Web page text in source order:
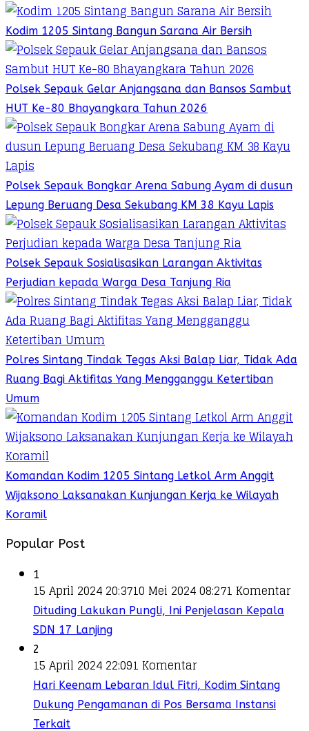
Kodim 1205 Sintang Bangun Sarana Air Bersih
Polsek Sepauk Gelar Anjangsana dan Bansos Sambut
HUT Ke-80 Bhayangkara Tahun 2026
Polsek Sepauk Bongkar Arena Sabung Ayam di dusun
Lepung Beruang Desa Sekubang KM 38 Kayu Lapis
Polsek Sepauk Sosialisasikan Larangan Aktivitas
Perjudian kepada Warga Desa Tanjung Ria
Polres Sintang Tindak Tegas Aksi Balap Liar, Tidak Ada
Ruang Bagi Aktifitas Yang Mengganggu Ketertiban
Umum
Komandan Kodim 1205 Sintang Letkol Arm Anggit
Wijaksono Laksanakan Kunjungan Kerja ke Wilayah
Koramil
Popular Post
1
15 April 2024 20:3710 Mei 2024 08:271 Komentar
Dituding Lakukan Pungli, Ini Penjelasan Kepala
SDN 17 Lanjing
2
15 April 2024 22:091 Komentar
Hari Keenam Lebaran Idul Fitri, Kodim Sintang
Dukung Pengamanan di Pos Bersama Instansi
Terkait